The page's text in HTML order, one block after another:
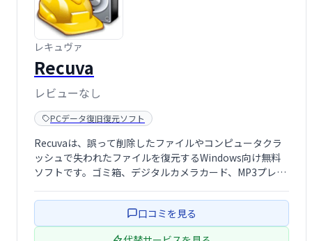
レキュヴァ
Recuva
レビューなし
PCデータ復旧復元ソフト
Recuvaは、誤って削除したファイルやコンピュータクラ
ッシュで失われたファイルを復元するWindows向け無料
ソフトです。ゴミ箱、デジタルカメラカード、MP3プレー
ァイルの消失でお困りの際は、Recuvaで安心を！ 簡単操
作で、迅速にデータ復旧 …口コミを見る